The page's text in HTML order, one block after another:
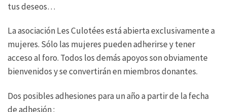
tus deseos…
La asociación Les Culotées está abierta exclusivamente a
mujeres. Sólo las mujeres pueden adherirse y tener
acceso al foro. Todos los demás apoyos son obviamente
bienvenidos y se convertirán en miembros donantes.
Dos posibles adhesiones para un año a partir de la fecha
de adhesión :